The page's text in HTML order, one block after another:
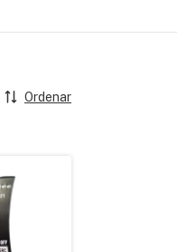
Ordenar